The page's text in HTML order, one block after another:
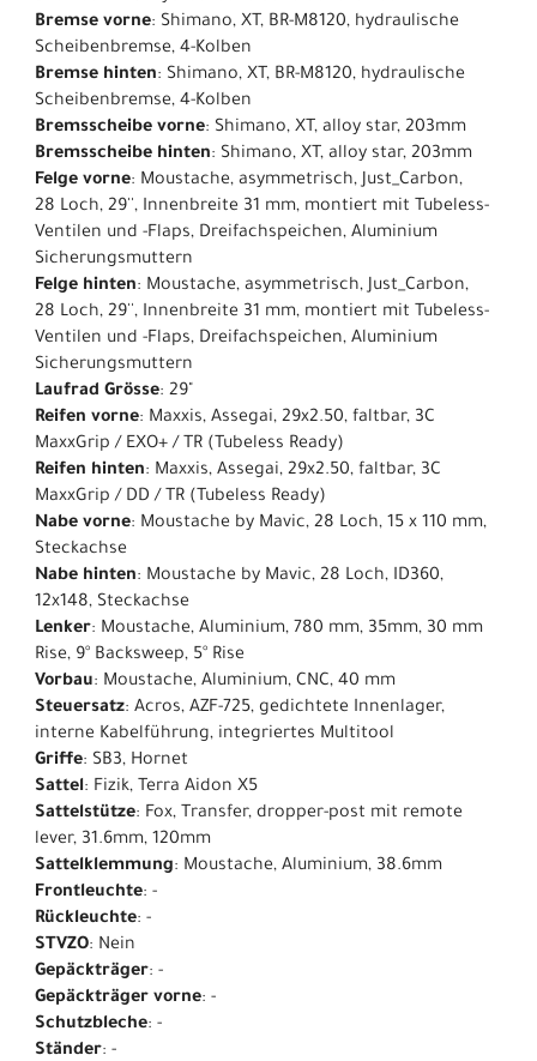
Bremse vorne: Shimano, XT, BR-M8120, hydraulische
Scheibenbremse, 4-Kolben
Bremse hinten: Shimano, XT, BR-M8120, hydraulische
Scheibenbremse, 4-Kolben
Bremsscheibe vorne: Shimano, XT, alloy star, 203mm
Bremsscheibe hinten: Shimano, XT, alloy star, 203mm
Felge vorne: Moustache, asymmetrisch, Just_Carbon,
28 Loch, 29'', Innenbreite 31 mm, montiert mit Tubeless-
Ventilen und -Flaps, Dreifachspeichen, Aluminium
Sicherungsmuttern
Felge hinten: Moustache, asymmetrisch, Just_Carbon,
28 Loch, 29'', Innenbreite 31 mm, montiert mit Tubeless-
Ventilen und -Flaps, Dreifachspeichen, Aluminium
Sicherungsmuttern
Laufrad Grösse: 29"
Reifen vorne: Maxxis, Assegai, 29x2.50, faltbar, 3C
MaxxGrip / EXO+ / TR (Tubeless Ready)
Reifen hinten: Maxxis, Assegai, 29x2.50, faltbar, 3C
MaxxGrip / DD / TR (Tubeless Ready)
Nabe vorne: Moustache by Mavic, 28 Loch, 15 x 110 mm,
Steckachse
Nabe hinten: Moustache by Mavic, 28 Loch, ID360,
12x148, Steckachse
Lenker: Moustache, Aluminium, 780 mm, 35mm, 30 mm
Rise, 9° Backsweep, 5° Rise
Vorbau: Moustache, Aluminium, CNC, 40 mm
Steuersatz: Acros, AZF-725, gedichtete Innenlager,
interne Kabelführung, integriertes Multitool
Griffe: SB3, Hornet
Sattel: Fizik, Terra Aidon X5
Sattelstütze: Fox, Transfer, dropper-post mit remote
lever, 31.6mm, 120mm
Sattelklemmung: Moustache, Aluminium, 38.6mm
Frontleuchte: -
Rückleuchte: -
STVZO: Nein
Gepäckträger: -
Gepäckträger vorne: -
Schutzbleche: -
Ständer: -